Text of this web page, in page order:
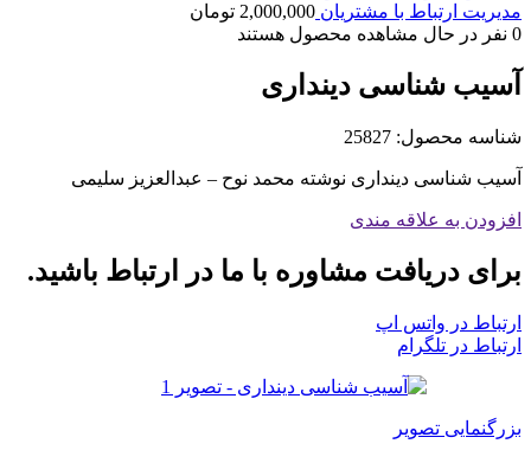
مدیریت ارتباط با مشتریان 2,000,000 تومان
0 نفر در حال مشاهده محصول هستند
آسیب شناسی دینداری
شناسه محصول: 25827
آسیب شناسی دینداری نوشته محمد نوح – عبدالعزیز سلیمی
افزودن به علاقه مندی
برای دریافت مشاوره با ما در ارتباط باشید.
ارتباط در واتس اپ
ارتباط در تلگرام
بزرگنمایی تصویر